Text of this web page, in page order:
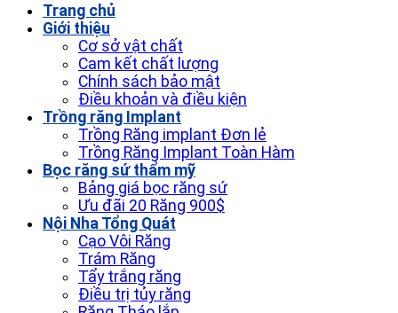
Trang chủ
Giới thiệu
Cơ sở vật chất
Cam kết chất lượng
Chính sách bảo mật
Điều khoản và điều kiện
Trồng răng Implant
Trồng Răng implant Đơn lẻ
Trồng Răng Implant Toàn Hàm
Bọc răng sứ thẩm mỹ
Bảng giá bọc răng sứ
Ưu đãi 20 Răng 900$
Nội Nha Tổng Quát
Cạo Vôi Răng
Trám Răng
Tẩy trắng răng
Điều trị tủy răng